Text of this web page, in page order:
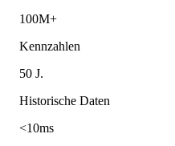
100M+
Kennzahlen
50 J.
Historische Daten
<10ms